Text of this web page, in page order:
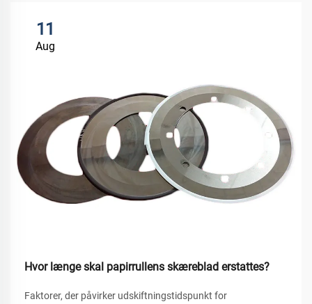
11
Aug
Hvor længe skal papirrullens skæreblad erstattes?
Faktorer, der påvirker udskiftningstidspunkt for